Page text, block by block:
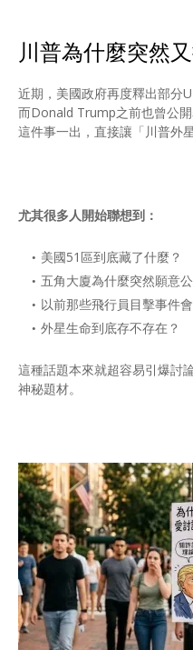
川普為什麼突然
近期，美國政府再度釋出部分
而Donald Trump之前也曾公開
這件事一出，直接讓「川普外
尤其很多人開始聯想到：
美國51區到底藏了什麼？
五角大廈為什麼突然願意
以前那些飛行員目擊事件
外星生命到底存不存在？
這種話題本來就超容易引爆討
神秘題材。